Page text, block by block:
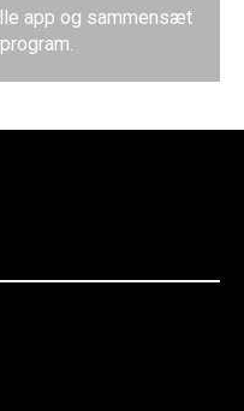
app og sammensæt